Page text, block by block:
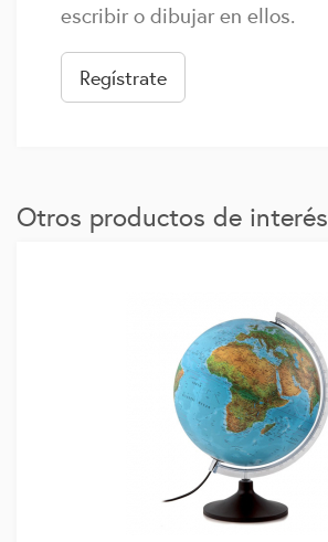
escribir o dibujar en ellos.
Regístrate
Otros productos de interés